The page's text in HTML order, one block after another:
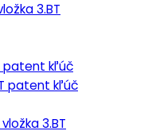
3.BT
patent kľúč
patent kľúč
3.BT